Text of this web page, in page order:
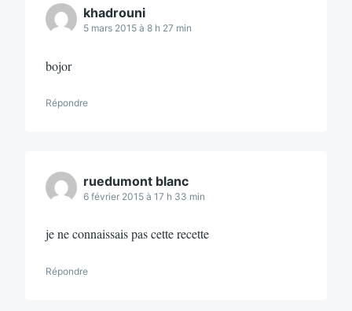
khadrouni
5 mars 2015 à 8 h 27 min
bojor
Répondre
ruedumont blanc
6 février 2015 à 17 h 33 min
je ne connaissais pas cette recette
Répondre